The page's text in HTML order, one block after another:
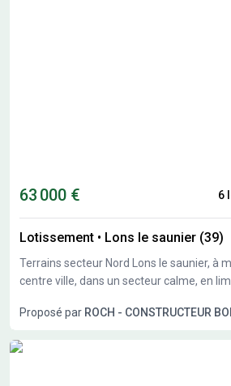
63 000 € 6
Lotissement • Lons le saunier (39)
Terrains secteur Nord Lons le saunier, à
centre ville, dans un secteur calme, en
constructibles de 550 à 1300M²
Proposé par ROCH - CONSTRUCTEUR